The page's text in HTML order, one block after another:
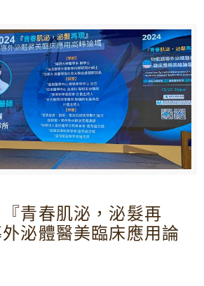
『青春肌泌，泌髮再
泌體醫美臨床應用論